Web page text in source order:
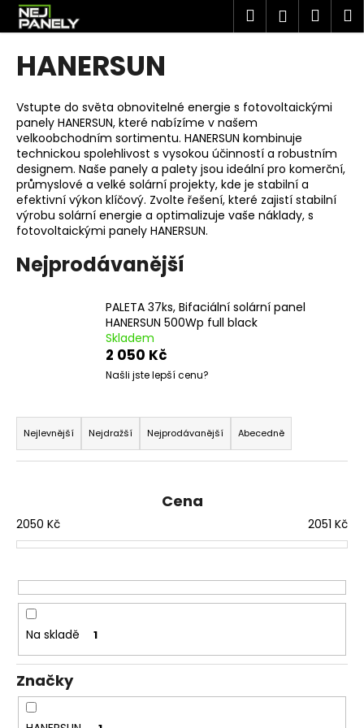
Přejít
obsah
Hledat
HANERSUN
Vstupte do světa obnovitelné energie s fotovoltaickými
panely HANERSUN, které nabízíme v našem
velkoobchodním sortimentu. HANERSUN kombinuje
technickou spolehlivost s vysokou účinností a robustním
designem. Naše panely a palety jsou ideální pro komerční,
průmyslové a velké solární projekty, kde je stabilní a
efektivní výkon klíčový. Zvolte řešení, které zajistí stabilní
výrobu solární energie a optimalizuje vaše náklady, s
fotovoltaickými panely HANERSUN.
Nejprodávanější
PALETA 37ks, Bifaciální solární panel
HANERSUN 500Wp full black
Skladem
2 050 Kč
Našli jste lepší cenu?
Ř
a
z
í
p
o
d
u
k
t
ů
Nejlevnější Nejdražší Nejprodávanější Abecedně
Cena
2050 Kč 2051 Kč
Na skladě 1
Značky
o
o
p
o
t
ř
e
b
u
j
í
t
?
HLEDAT
D
o
p
o
r
u